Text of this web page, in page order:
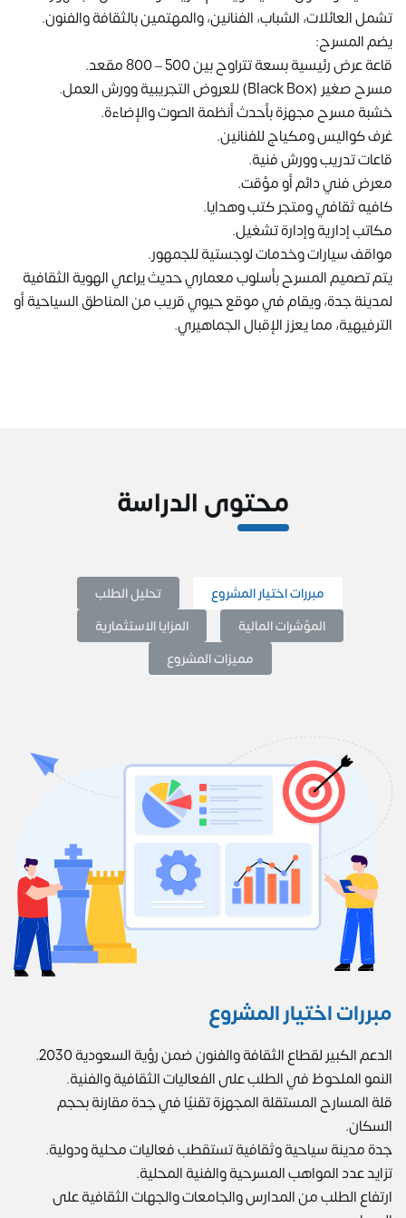
تشمل العائلات، الشباب، الفنانين، والمهتمين بالثقافة والفنون.
يضم المسرح:
قاعة عرض رئيسية بسعة تتراوح بين 500 – 800 مقعد.
مسرح صغير (Black Box) للعروض التجريبية وورش العمل.
خشبة مسرح مجهزة بأحدث أنظمة الصوت والإضاءة.
غرف كواليس ومكياج للفنانين.
قاعات تدريب وورش فنية.
معرض فني دائم أو مؤقت.
كافيه ثقافي ومتجر كتب وهدايا.
مكاتب إدارية وإدارة تشغيل.
مواقف سيارات وخدمات لوجستية للجمهور.
يتم تصميم المسرح بأسلوب معماري حديث يراعي الهوية الثقافية
لمدينة جدة، ويقام في موقع حيوي قريب من المناطق السياحية أو
الترفيهية، مما يعزز الإقبال الجماهيري.
محتوى الدراسة
مبررات اختيار المشروع
تحليل الطلب
المؤشرات المالية
المزايا الاستثمارية
مميزات المشروع
مبررات اختيار المشروع
الدعم الكبير لقطاع الثقافة والفنون ضمن رؤية السعودية 2030.
النمو الملحوظ في الطلب على الفعاليات الثقافية والفنية.
قلة المسارح المستقلة المجهزة تقنيًا في جدة مقارنة بحجم
السكان.
جدة مدينة سياحية وثقافية تستقطب فعاليات محلية ودولية.
تزايد عدد المواهب المسرحية والفنية المحلية.
ارتفاع الطلب من المدارس والجامعات والجهات الثقافية على